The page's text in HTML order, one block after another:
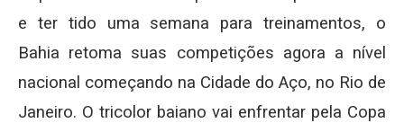
e ter tido uma semana para treinamentos, o
Bahia retoma suas competições agora a nível
nacional começando na Cidade do Aço, no Rio de
Janeiro. O tricolor baiano vai enfrentar pela Copa